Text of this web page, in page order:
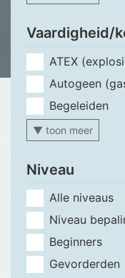
Vaardigheid/
ATEX
Autogeen
Begeleiden
▼ toon meer
Niveau
Alle niveaus
Niveau
Beginners
Gevorderden